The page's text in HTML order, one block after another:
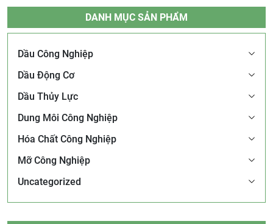
DANH MỤC SẢN PHẨM
Dầu Công Nghiệp
Dầu Động Cơ
Dầu Thủy Lực
Dung Môi Công Nghiệp
Hóa Chất Công Nghiệp
Mỡ Công Nghiệp
Uncategorized